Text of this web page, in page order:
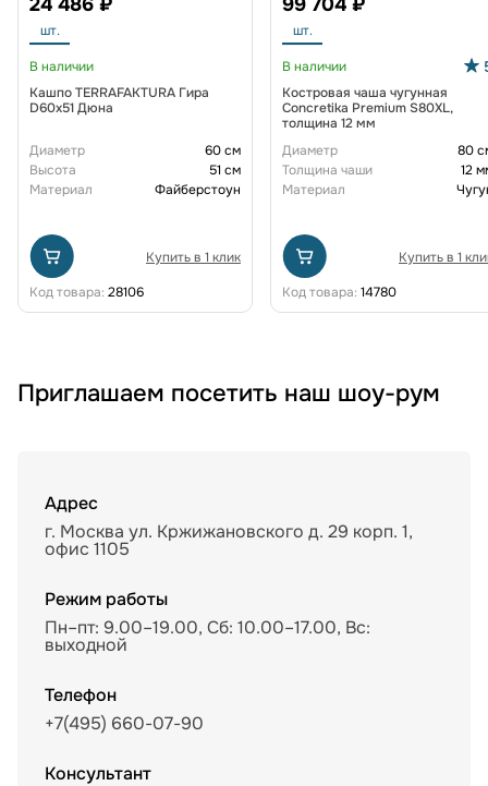
шт.
В наличии
Кашпо TERRAFAKTURA Гира
D60х51 Дюна
Диаметр
60 см
Высота
51 см
Материал
Файберстоун
Купить в 1 клик
Код товара: 28106
шт.
В наличии
Костровая чаша чугунная
Concretika Premium S80XL,
толщина 12 мм
Диаметр
80
Толщина чаши
12
Материал
Купить в 1
Код товара: 14780
Приглашаем посетить наш шоу-рум
Адрес
г. Москва ул. Кржижановского д. 29 корп. 1,
офис 1105
Режим работы
Пн–пт: 9.00–19.00, Сб: 10.00–17.00, Вс:
выходной
Телефон
+7(495) 660-07-90
Консультант